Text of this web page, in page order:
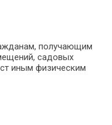
получающим
садовых
иным физическим